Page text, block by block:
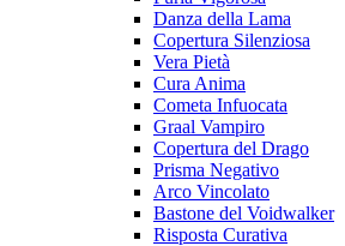
Danza della Lama
Copertura Silenziosa
Vera Pietà
Cura Anima
Cometa Infuocata
Graal Vampiro
Copertura del Drago
Prisma Negativo
Arco Vincolato
Bastone del Voidwalker
Risposta Curativa